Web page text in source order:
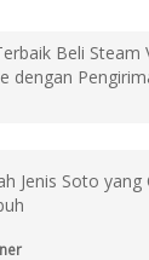
Beli Steam
dengan
Jenis Soto